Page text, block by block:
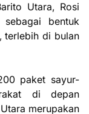
Utara, Rosi
sebagai bentuk
terlebih di bulan
paket sayur-
di depan
merupakan